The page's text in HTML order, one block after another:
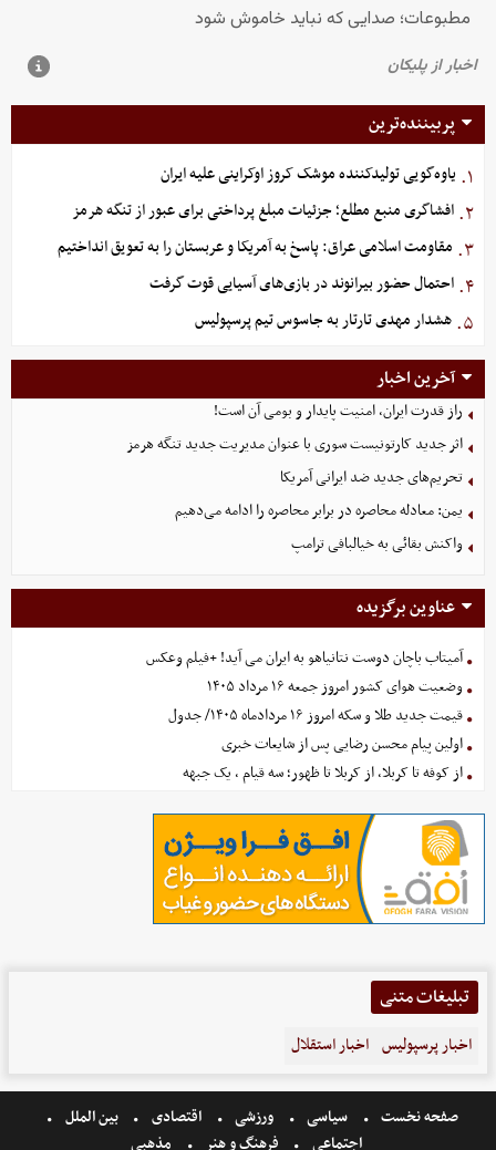
پربیننده‌ترین
۱. یاوه‌گویی تولیدکننده موشک کروز اوکراینی علیه ایران
۲. افشاگری منبع مطلع؛ جزئیات مبلغ پرداختی برای عبور از تنگه هرمز
۳. مقاومت اسلامی عراق: پاسخ به آمریکا و عربستان را به تعویق انداختیم
۴. احتمال حضور بیرانوند در بازی‌های آسیایی قوت گرفت
۵. هشدار مهدی تارتار به جاسوس تیم پرسپولیس
آخرین اخبار
راز قدرت ایران، امنیت پایدار و بومی آن است!
اثر جدید کارتونیست سوری با عنوان مدیریت جدید تنگه هرمز
تحریم‌های جدید ضد ایرانی آمریکا
یمن: معادله محاصره در برابر محاصره را ادامه می‌دهیم
واکنش بقائی به خیالبافی ترامپ
عناوین برگزیده
آمیتاب باچان دوست نتانیاهو به ایران می آید! +فیلم وعکس
وضعیت هوای کشور امروز جمعه ۱۶ مرداد ۱۴۰۵
قیمت جدید طلا و سکه امروز ۱۶ مردادماه ۱۴۰۵/ جدول
اولین پیام محسن رضایی پس از شایعات خبری
از کوفه تا کربلا، از کربلا تا ظهور؛ سه قیام ، یک جبهه
تبلیغات متنی
اخبار پرسپولیس اخبار استقلال
صفحه نخست سیاسی ورزشی اقتصادی
بین الملل
اجتماعی
فرهنگ و هنر مذهبی